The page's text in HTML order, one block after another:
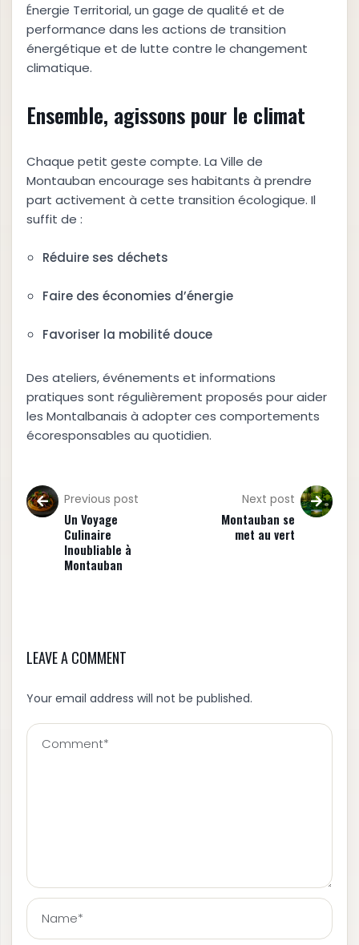
Énergie Territorial, un gage de qualité et de
performance dans les actions de transition
énergétique et de lutte contre le changement
climatique.
Ensemble, agissons pour le climat
Chaque petit geste compte. La Ville de
Montauban encourage ses habitants à prendre
part activement à cette transition écologique. Il
suffit de :
Réduire ses déchets
Faire des économies d’énergie
Favoriser la mobilité douce
Des ateliers, événements et informations
pratiques sont régulièrement proposés pour aider
les Montalbanais à adopter ces comportements
écoresponsables au quotidien.
Previous post
Un Voyage
Culinaire
Inoubliable à
Montauban
Next post
Montauban se
met au vert
LEAVE A COMMENT
Your email address will not be published.